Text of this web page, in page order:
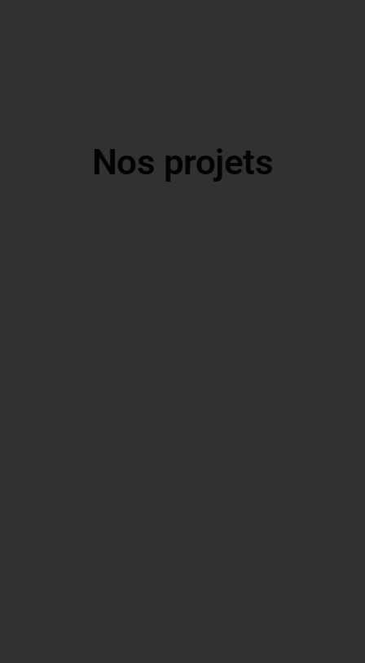
Nos projets